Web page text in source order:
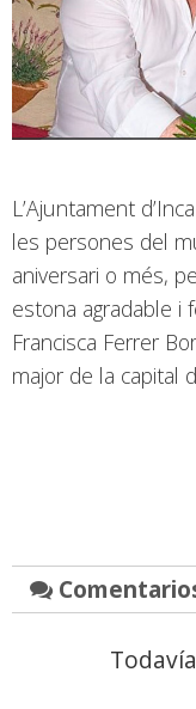
L’Ajuntament
les persones del
aniversari o més,
estona agradable i
Francisca Ferrer
major de la capital